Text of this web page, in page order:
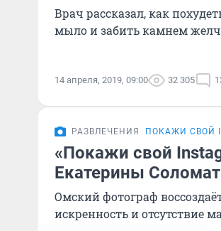
Врач рассказал, как
мыло и забить камнем
14 апреля, 2019, 09:00 32 305
РАЗВЛЕЧЕНИЯ ПОКАЖИ СВОЙ
«Покажи свой
Екатерины
Омский фотограф
искренность и отсутствие